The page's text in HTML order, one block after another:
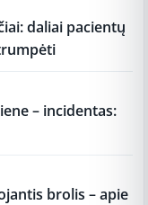
daliai pacientų
– incidentas:
brolis – apie